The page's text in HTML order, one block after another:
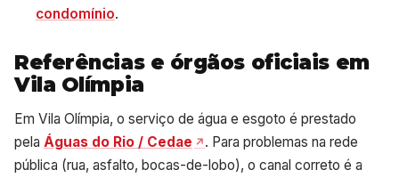
condomínio.
Referências e órgãos oficiais em
Vila Olímpia
Em Vila Olímpia, o serviço de água e esgoto é prestado
pela Águas do Rio / Cedae
. Para problemas na rede
pública (rua, asfalto, bocas-de-lobo), o canal correto é a